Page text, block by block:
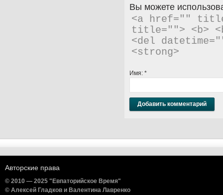
Вы можете
<a href=""
title=""> <b>
<del
<strong>
Имя: *
Авторские права
© 2010 — 2025 "Евпаторийское Время"
© Алексей Гладков и Валентина Лавренко